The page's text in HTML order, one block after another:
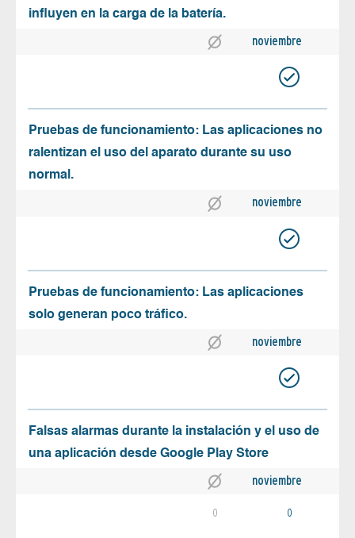
influyen en la carga de la batería.
noviembre
Pruebas de funcionamiento: Las aplicaciones no
ralentizan el uso del aparato durante su uso
normal.
noviembre
Pruebas de funcionamiento: Las aplicaciones
solo generan poco tráfico.
noviembre
Falsas alarmas durante la instalación y el uso de
una aplicación desde Google Play Store
noviembre
0 0